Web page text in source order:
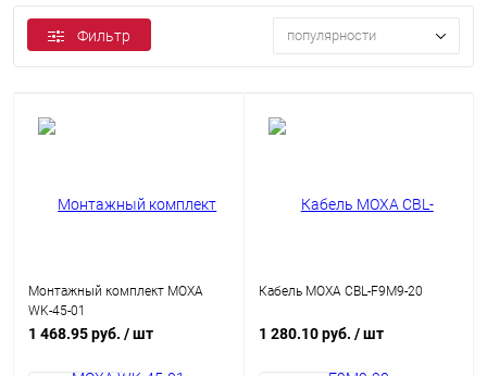
Фильтр популярности
Монтажный комплект MOXA
WK-45-01
1 468.95 руб. / шт
Кабель MOXA CBL-F9M9-20
1 280.10 руб. / шт